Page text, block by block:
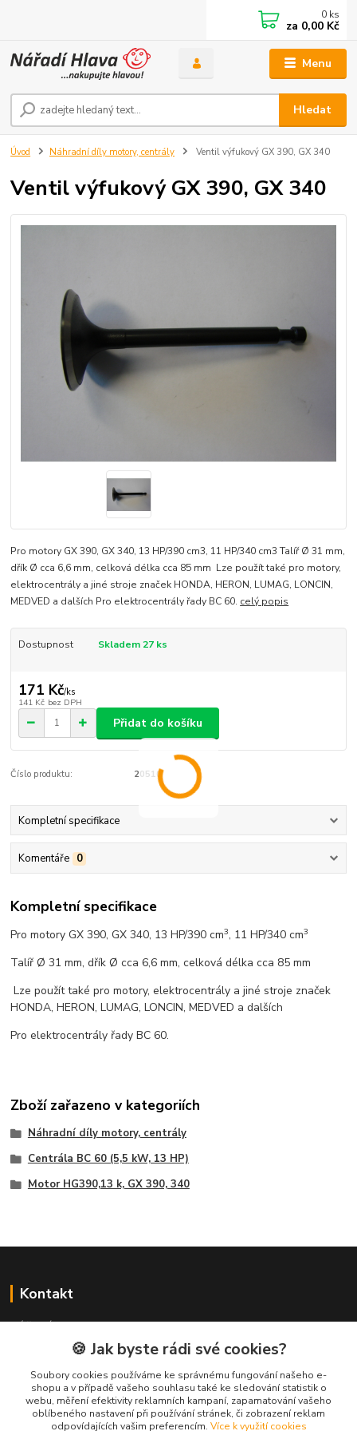
Menu
Hledat
0 ks
za 0,00 Kč
Úvod Náhradní díly motory, centrály Ventil výfukový GX 390, GX 340
Ventil výfukový GX 390, GX 340
Pro motory GX 390, GX 340, 13 HP/390 cm3, 11 HP/340 cm3 Talíř Ø 31 mm,
dřík Ø cca 6,6 mm, celková délka cca 85 mm Lze použít také pro motory,
elektrocentrály a jiné stroje značek HONDA, HERON, LUMAG, LONCIN,
MEDVED a dalších Pro elektrocentrály řady BC 60. celý popis
Dostupnost Skladem 27 ks
171 Kč/ks
141 Kč bez DPH
Přidat do košíku
Číslo produktu: 20510
Kompletní specifikace
Komentáře 0
Kompletní specifikace
Pro motory GX 390, GX 340, 13 HP/390 cm3, 11 HP/340 cm3
Talíř Ø 31 mm, dřík Ø cca 6,6 mm, celková délka cca 85 mm
Lze použít také pro motory, elektrocentrály a jiné stroje značek
HONDA, HERON, LUMAG, LONCIN, MEDVED a dalších
Pro elektrocentrály řady BC 60.
Zboží zařazeno v kategoriích
Náhradní díly motory, centrály
Centrála BC 60 (5,5 kW, 13 HP)
Motor HG390,13 k, GX 390, 340
Kontakt
+420 481 621 329
centraly@enhlava.cz
🍪 Jak byste rádi své cookies?
Soubory cookies používáme ke správnému fungování našeho e-
shopu a v případě vašeho souhlasu také ke sledování statistik o
webu, měření efektivity reklamních kampaní, zapamatování vašeho
oblíbeného nastavení při používání stránek, či zobrazení reklam
odpovídajících vašim preferencím. Více k využití cookies